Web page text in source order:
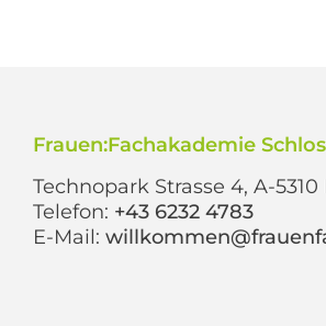
Frauen:Fachakademie
Technopark Strasse 4, A-
Telefon: +43 6232 4783
E-Mail: